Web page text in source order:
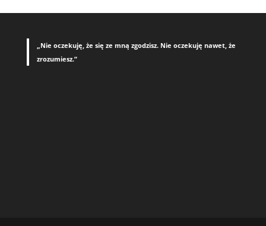
„Nie oczekuję, że się ze mną zgodzisz. Nie oczekuję nawet, że
zrozumiesz.”